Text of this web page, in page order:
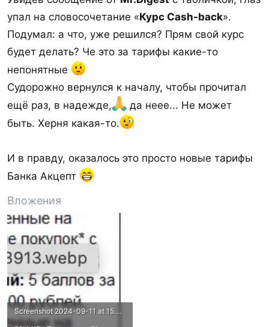
Кофейни, рестораны, фастфуды(МСС
5812, 5813, 5814) –5%
Детская одежда (МСС 5641) –5%
Любопытно, конечно, что кэшбэк-программа
платная, но смущает это указание в тарифах,
может и не относится... нужен живой отзыв
пользователя карты или ответ представителя
Посмотреть вложение 5435
упал на словосочетание «Курс Cash-back».
Подумал: а что, уже решился? Прям свой курс
будет делать? Че это за тарифы какие-то
непонятные
Судорожно вернулся к началу, чтобы прочитал
ещё раз, в надежде,
да неее... Не может
быть. Херня какая-то.
И в правду, оказалось это просто новые тарифы
Банка Акцепт
Вложения
Screenshot 2024-09-11 at 15.54.43.webp